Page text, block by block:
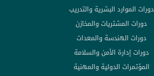
دورات الموارد البشرية والتدريب
دورات المشتريات والمخازن
دورات الهندسة والمعدات
دورات إدارة الأمن والسلامة
المؤتمرات الدولية والمهنية